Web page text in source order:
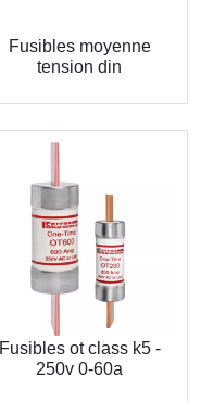
Fusibles moyenne
tension din
Fusibles ot class k5 -
250v 0-60a